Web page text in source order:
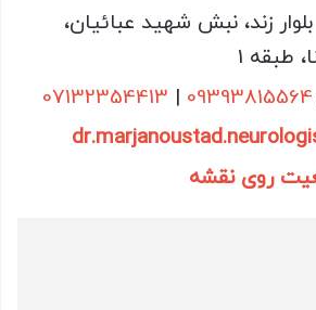
زند، نبش شهید عبائیان،
طبقه 1
|
روی نقشه